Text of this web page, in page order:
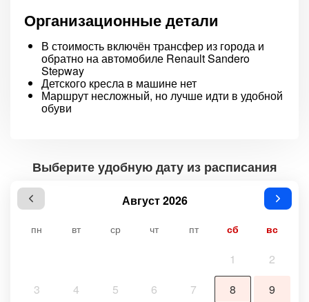
Организационные детали
В стоимость включён трансфер из города и
обратно на автомобиле Renault Sandero
Stepway
Детского кресла в машине нет
Маршрут несложный, но лучше идти в удобной
обуви
Выберите удобную дату из расписания
Август 2026
пн вт ср чт пт сб вс
1
2
3
4 5 6 7 8
9